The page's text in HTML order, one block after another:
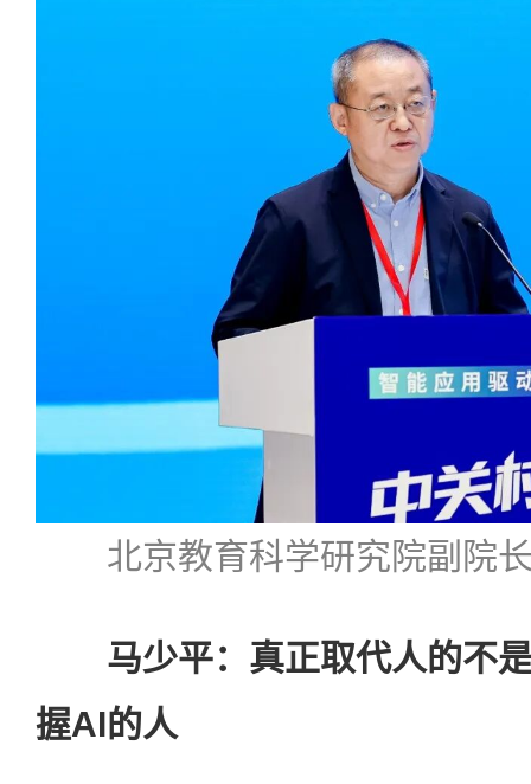
北京教育科学研究院副院
马少平：真正取代人的不
握AI的人